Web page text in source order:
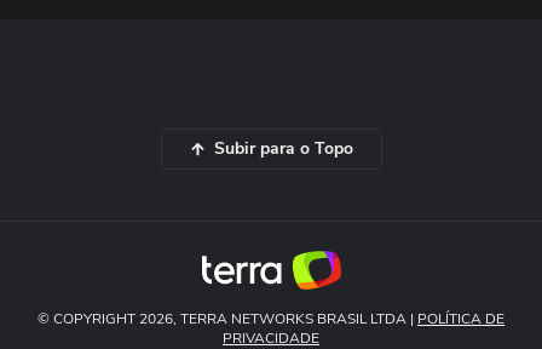
Subir para o Topo
© COPYRIGHT 2026, TERRA NETWORKS BRASIL LTDA | POLÍTICA DE
PRIVACIDADE